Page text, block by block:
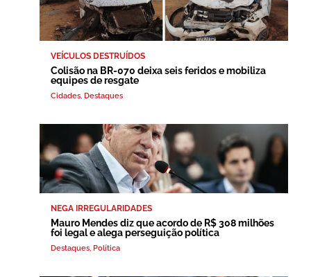
VEÍCULOS DESTRUÍDOS
Colisão na BR-070 deixa seis feridos e mobiliza
equipes de resgate
Cidades, Destaques
NEGA IRREGULARIDADES
Mauro Mendes diz que acordo de R$ 308 milhões
foi legal e alega perseguição política
Destaques, Política